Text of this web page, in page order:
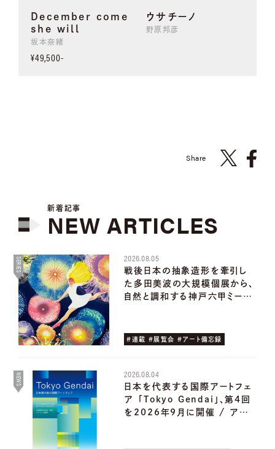
December come
she will
坂本奈緒
¥49,500-
ウサチーノ
野原邦彦
Share
新着記事
NEW ARTICLES
SERIES 2026.08.05
戦後日本の抽象造形を牽引し
た多田美波の大規模個展から、
自然と調和する神戸六甲ミー…
#連載 #展覧会 #アート備忘録
NEWS 2026.08.04
日本を代表する国際アートフェ
ア ｢Tokyo Gendai｣、第4回
を2026年9月に開催 / ア…